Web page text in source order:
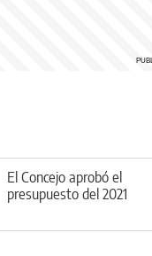
El Concejo aprobó el
presupuesto del 2021